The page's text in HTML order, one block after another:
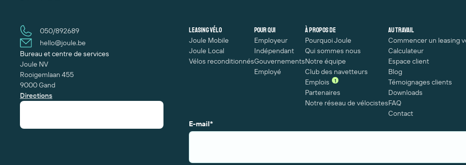
050/892689
hello@joule.be
Bureau et centre de services
Joule NV
Rooigemlaan 455
9000 Gand
Directions
Leasing vélo
Joule Mobile
Joule Local
Vélos reconditionnés
Pour qui
Employeur
Indépendant
Gouvernements
Employé
À propos de
Pourquoi Joule
Qui sommes nous
Notre équipe
Club des navetteurs
Emplois
1
Partenaires
Notre réseau de vélocistes
Au travail
Commencer un leasing
Calculateur
Espace client
Blog
Témoignages clients
Downloads
FAQ
Contact
E-mail*